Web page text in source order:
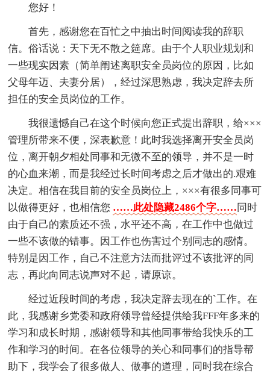
您好！
首先，感谢您在百忙之中抽出时间阅读我的辞职
信。俗话说：天下无不散之筵席。由于个人职业规划和
一些现实因素（简单阐述离职安全员岗位的原因，比如
父母年迈、夫妻分居），经过深思熟虑，我决定辞去所
担任的安全员岗位的工作。
我很遗憾自己在这个时候向您正式提出辞职，给×××
管理所带来不便，深表歉意！此时我选择离开安全员岗
位，离开朝夕相处同事和无微不至的领导，并不是一时
的心血来潮，而是我经过长时间考虑之后才做出的.艰难
决定。相信在我目前的安全员岗位上，×××有很多同事可
以做得更好，也相信您 ……此处隐藏2486个字…… 同时
由于自己的素质还不强，水平还不高，在工作中也做过
一些不该做的错事。因工作也伤害过个别同志的感情。
特别是因工作，自己不注意方法而批评过不该批评的同
志，再此向同志说声对不起，请原谅。
经过近段时间的考虑，我决定辞去现在的`工作。在
此，我感谢乡党委和政府领导曾经提供给我FFF年多来的
学习和成长时期，感谢领导和其他同事带给我快乐的工
作和学习的时间。在各位领导的关心和同事们的指导帮
助下，我学会了很多做人、做事的道理，同时我在综合